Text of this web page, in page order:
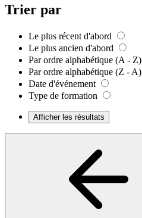
Trier par
Le plus récent d'abord
Le plus ancien d'abord
Par ordre alphabétique (A - Z)
Par ordre alphabétique (Z - A)
Date d'événement
Type de formation
Afficher les résultats